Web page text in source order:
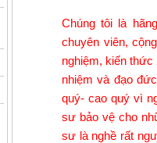
Chúng tôi là
chuyên viên,
nghiệm, kiến
nhiệm và đạo
quý- cao quý vì
sư bảo vệ cho
sư là nghề rất